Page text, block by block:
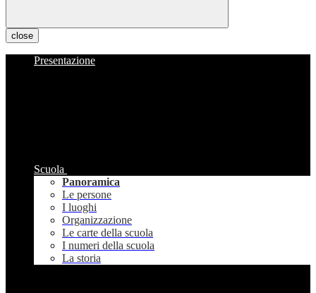
close
Presentazione
Scuola
Panoramica
Le persone
I luoghi
Organizzazione
Le carte della scuola
I numeri della scuola
La storia